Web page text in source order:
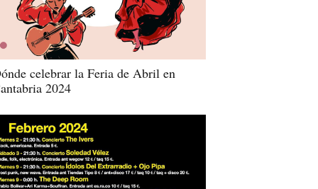
celebrar la Feria de Abril en
2024